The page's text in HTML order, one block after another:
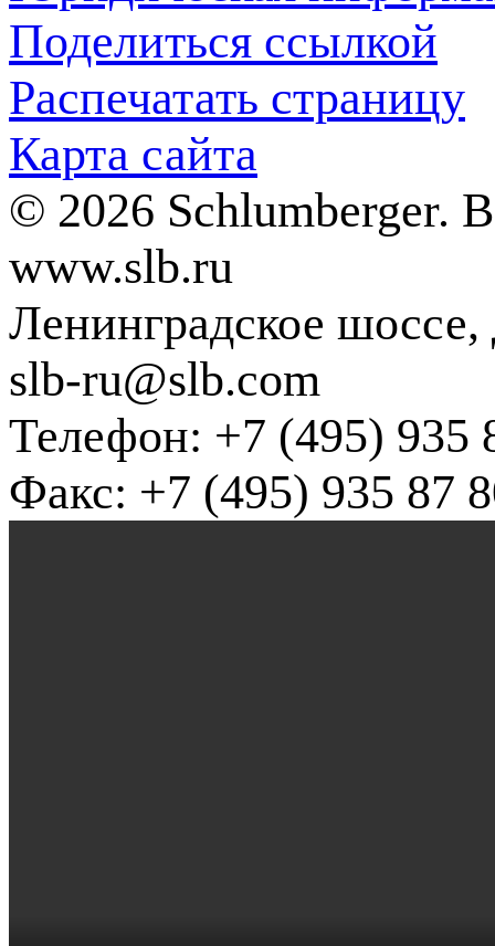
Поделиться ссылкой
Распечатать страницу
Карта сайта
© 2026 Schlumberger.
www.slb.ru
Ленинградское
slb-ru@slb.com
Телефон: +7 (495) 935
Факс: +7 (495) 935 87